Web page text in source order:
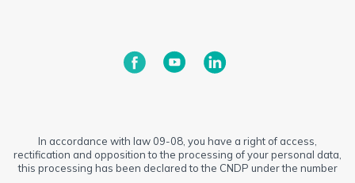
In accordance with law 09-08, you have a right of access,
rectification and opposition to the processing of your personal data,
this processing has been declared to the CNDP under the number